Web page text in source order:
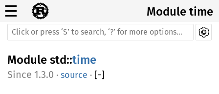
☰ Module time
Module std::time
1.3.0 · source · [−]